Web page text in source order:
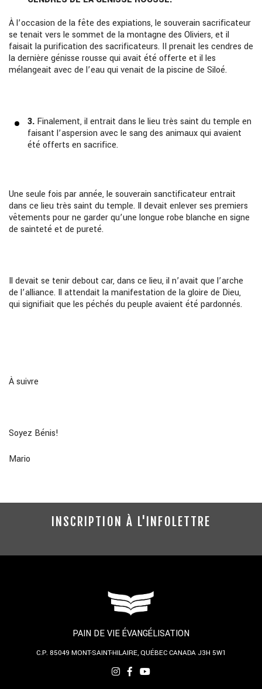
À l’occasion de la fête des expiations, le souverain sacrificateur
se tenait vers le sommet de la montagne des Oliviers, et il
faisait la purification des sacrificateurs. II prenait les cendres de
la dernière génisse rousse qui avait été offerte et il les
mélangeait avec de l’eau qui venait de la piscine de Siloé.
3. Finalement, il entrait dans le lieu très saint du temple en
faisant l’aspersion avec le sang des animaux qui avaient
été offerts en sacrifice.
Une seule fois par année, le souverain sanctificateur entrait
dans ce lieu très saint du temple. Il devait enlever ses premiers
vêtements pour ne garder qu’une longue robe blanche en signe
de sainteté et de pureté.
Il devait se tenir debout car, dans ce lieu, il n’avait que l’arche
de l’alliance. Il attendait la manifestation de la gloire de Dieu,
qui signifiait que les péchés du peuple avaient été pardonnés.
À suivre
Soyez Bénis!
Mario
INSCRIPTION À L'INFOLETTRE
PAIN DE VIE ÉVANGÉLISATION
C.P. 85049 MONT-SAINT-HILAIRE, QUÉBECCANADA J3H 5W1